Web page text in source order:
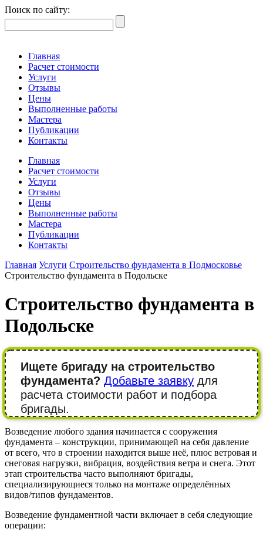
Поиск по сайту:
Главная
Расчет стоимости
Услуги
Отзывы
Цены
Выполненные работы
Мастера
Публикации
Контакты
Главная
Расчет стоимости
Услуги
Отзывы
Цены
Выполненные работы
Мастера
Публикации
Контакты
Главная Услуги Строительство фундамента в Подмосковье
Строительство фундамента в Подольске
Строительство фундамента в
Подольске
Ищете бригаду на строительство
фундамента? Добавьте заявку для
расчета стоимости работ и подбора
бригады.
Возведение любого здания начинается с сооружения
фундамента – конструкции, принимающей на себя давление
от всего, что в строении находится выше неё, плюс ветровая и
снеговая нагрузки, вибрация, воздействия ветра и снега. Этот
этап строительства часто выполняют бригады,
специализирующиеся только на монтаже определённых
видов/типов фундаментов.
Возведение фундаментной части включает в себя следующие
операции: